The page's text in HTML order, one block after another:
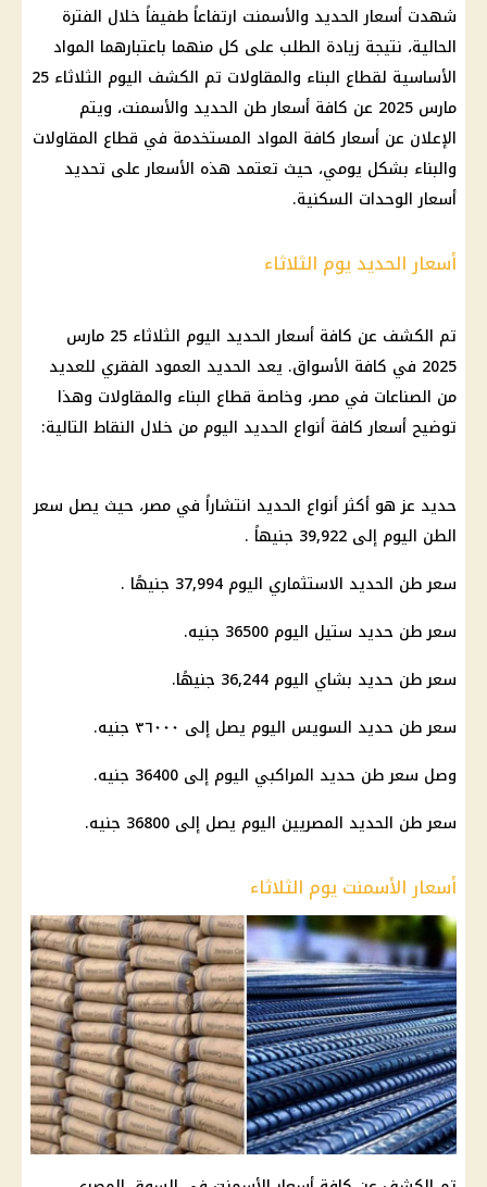
شهدت أسعار الحديد والأسمنت ارتفاعاً طفيفاً خلال الفترة
الحالية، نتيجة زيادة الطلب على كل منهما باعتبارهما المواد
الأساسية لقطاع البناء والمقاولات تم الكشف اليوم الثلاثاء 25
مارس 2025 عن كافة أسعار طن الحديد والأسمنت، ويتم
الإعلان عن أسعار كافة المواد المستخدمة في قطاع المقاولات
والبناء بشكل يومي، حيث تعتمد هذه الأسعار على تحديد
أسعار الوحدات السكنية.
أسعار الحديد يوم الثلاثاء
تم الكشف عن كافة أسعار الحديد اليوم الثلاثاء 25 مارس
2025 في كافة الأسواق. يعد الحديد العمود الفقري للعديد
من الصناعات في مصر، وخاصة قطاع البناء والمقاولات وهذا
توضيح أسعار كافة أنواع الحديد اليوم من خلال النقاط التالية:
حديد عز هو أكثر أنواع الحديد انتشاراً في مصر، حيث يصل سعر
الطن اليوم إلى 39,922 جنيهاً .
سعر طن الحديد الاستثماري اليوم 37,994 جنيهًا .
سعر طن حديد ستيل اليوم 36500 جنيه.
سعر طن حديد بشاي اليوم 36,244 جنيهًا.
سعر طن حديد السويس اليوم يصل إلى ٣٦٠٠٠ جنيه.
وصل سعر طن حديد المراكبي اليوم إلى 36400 جنيه.
سعر طن الحديد المصريين اليوم يصل إلى 36800 جنيه.
أسعار الأسمنت يوم الثلاثاء